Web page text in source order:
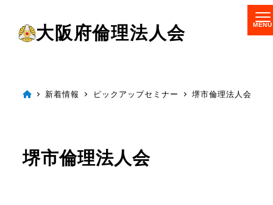
大阪府倫理法人会
新着情報 ピックアップセミナー 堺市倫理法人会
堺市倫理法人会